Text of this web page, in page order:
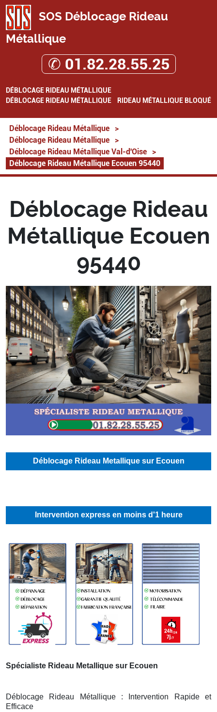
SOS Déblocage Rideau
Métallique
✆ 01.82.28.55.25
DÉBLOCAGE RIDEAU MÉTALLIQUE
DÉBLOCAGE RIDEAU MÉTALLIQUE
RIDEAU MÉTALLIQUE BLOQUÉ
Déblocage Rideau Métallique
>
Déblocage Rideau Métallique
>
Déblocage Rideau Métallique Val-d'Oise
>
Déblocage Rideau Métallique Ecouen 95440
Déblocage Rideau
Métallique Ecouen
95440
Déblocage Rideau Metallique sur Ecouen
Intervention express en moins d'1 heure
Spécialiste Rideau Metallique sur Ecouen
Déblocage Rideau Métallique : Intervention Rapide et
Efficace